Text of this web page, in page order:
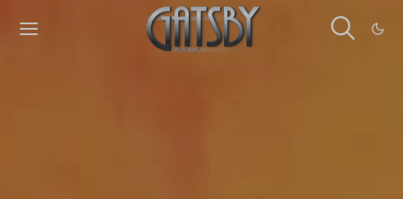
Cookies management panel